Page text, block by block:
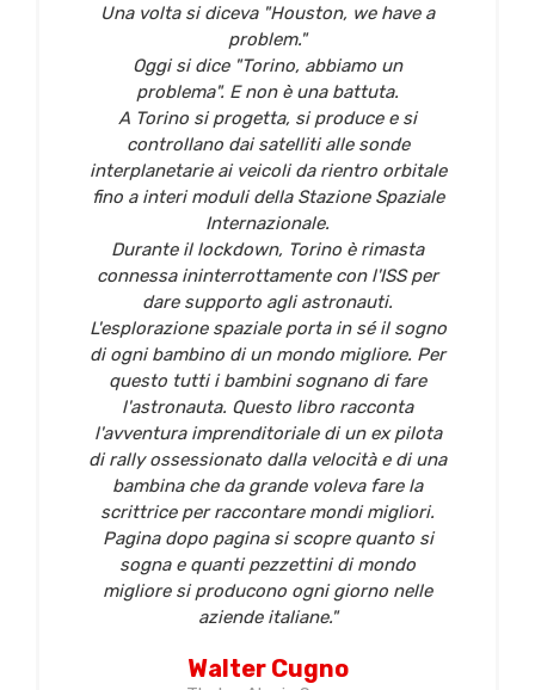
Una volta si diceva "Houston, we have a
problem."
Oggi si dice "Torino, abbiamo un
problema". E non è una battuta.
A Torino si progetta, si produce e si
controllano dai satelliti alle sonde
interplanetarie ai veicoli da rientro orbitale
fino a interi moduli della Stazione Spaziale
Internazionale.
Durante il lockdown, Torino è rimasta
connessa ininterrottamente con l'ISS per
dare supporto agli astronauti.
L'esplorazione spaziale porta in sé il sogno
di ogni bambino di un mondo migliore. Per
questo tutti i bambini sognano di fare
l'astronauta. Questo libro racconta
l'avventura imprenditoriale di un ex pilota
di rally ossessionato dalla velocità e di una
bambina che da grande voleva fare la
scrittrice per raccontare mondi migliori.
Pagina dopo pagina si scopre quanto si
sogna e quanti pezzettini di mondo
migliore si producono ogni giorno nelle
aziende italiane."
Walter Cugno